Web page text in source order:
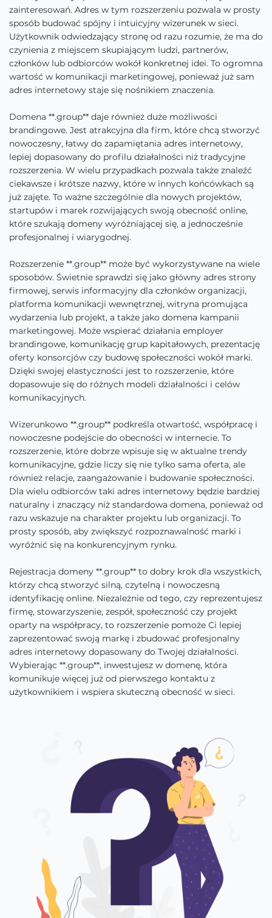
zainteresowań. Adres w tym rozszerzeniu pozwala w prosty
sposób budować spójny i intuicyjny wizerunek w sieci.
Użytkownik odwiedzający stronę od razu rozumie, że ma do
czynienia z miejscem skupiającym ludzi, partnerów,
członków lub odbiorców wokół konkretnej idei. To ogromna
wartość w komunikacji marketingowej, ponieważ już sam
adres internetowy staje się nośnikiem znaczenia.
Domena **.group** daje również duże możliwości
brandingowe. Jest atrakcyjna dla firm, które chcą stworzyć
nowoczesny, łatwy do zapamiętania adres internetowy,
lepiej dopasowany do profilu działalności niż tradycyjne
rozszerzenia. W wielu przypadkach pozwala także znaleźć
ciekawsze i krótsze nazwy, które w innych końcówkach są
już zajęte. To ważne szczególnie dla nowych projektów,
startupów i marek rozwijających swoją obecność online,
które szukają domeny wyróżniającej się, a jednocześnie
profesjonalnej i wiarygodnej.
Rozszerzenie **.group** może być wykorzystywane na wiele
sposobów. Świetnie sprawdzi się jako główny adres strony
firmowej, serwis informacyjny dla członków organizacji,
platforma komunikacji wewnętrznej, witryna promująca
wydarzenia lub projekt, a także jako domena kampanii
marketingowej. Może wspierać działania employer
brandingowe, komunikację grup kapitałowych, prezentację
oferty konsorcjów czy budowę społeczności wokół marki.
Dzięki swojej elastyczności jest to rozszerzenie, które
dopasowuje się do różnych modeli działalności i celów
komunikacyjnych.
Wizerunkowo **.group** podkreśla otwartość, współpracę i
nowoczesne podejście do obecności w internecie. To
rozszerzenie, które dobrze wpisuje się w aktualne trendy
komunikacyjne, gdzie liczy się nie tylko sama oferta, ale
również relacje, zaangażowanie i budowanie społeczności.
Dla wielu odbiorców taki adres internetowy będzie bardziej
naturalny i znaczący niż standardowa domena, ponieważ od
razu wskazuje na charakter projektu lub organizacji. To
prosty sposób, aby zwiększyć rozpoznawalność marki i
wyróżnić się na konkurencyjnym rynku.
Rejestracja domeny **.group** to dobry krok dla wszystkich,
którzy chcą stworzyć silną, czytelną i nowoczesną
identyfikację online. Niezależnie od tego, czy reprezentujesz
firmę, stowarzyszenie, zespół, społeczność czy projekt
oparty na współpracy, to rozszerzenie pomoże Ci lepiej
zaprezentować swoją markę i zbudować profesjonalny
adres internetowy dopasowany do Twojej działalności.
Wybierając **.group**, inwestujesz w domenę, która
komunikuje więcej już od pierwszego kontaktu z
użytkownikiem i wspiera skuteczną obecność w sieci.